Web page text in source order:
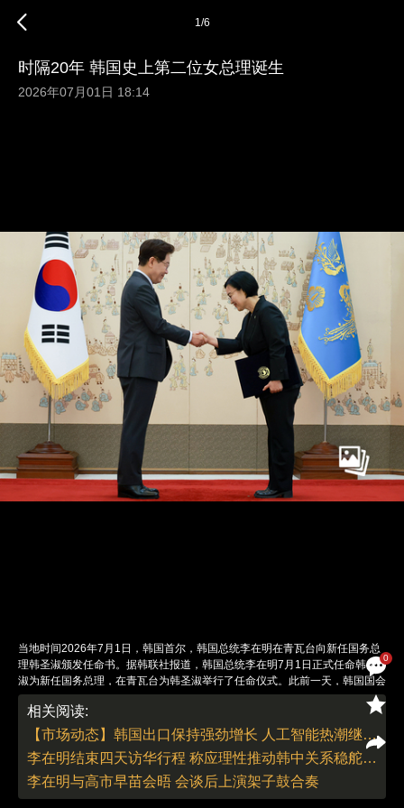
0
1/6
时隔20年 韩国史上第二位女总理诞生
2026年07月01日 18:14
当地时间2026年7月1日，韩国首尔，韩国总统李在明在青瓦台向新任国务总
理韩圣淑颁发任命书。据韩联社报道，韩国总统李在明7月1日正式任命韩圣
淑为新任国务总理，在青瓦台为韩圣淑举行了任命仪式。此前一天，韩国国会
召开全体会议就韩圣淑任命案进行表决，在最大在野党国民力量缺席投票的情
况下，执政党共同民主党及祖国革新党、进步党等所属167名议员参加，任命
案最终以赞成166票、无效1票的结果获得通过。由此，韩圣淑成为李在明政
府第二任总理，也是韩国第50任总理，同时也是继2006年韩明淑之后韩国第
二位女性国务总理，时隔20年韩国再次迎来女总理。图：한상균／IC photo
责任编辑：李丛汛 | 版面编辑：李丛汛
相关阅读:
【市场动态】韩国出口保持强劲增长 人工智能热潮继续提振芯片需求
李在明结束四天访华行程 称应理性推动韩中关系稳舵前行
李在明与高市早苗会晤 会谈后上演架子鼓合奏